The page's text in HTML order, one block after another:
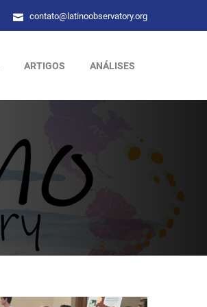
contato@latinoobservatory.org
ARTIGOS ANÁLISES